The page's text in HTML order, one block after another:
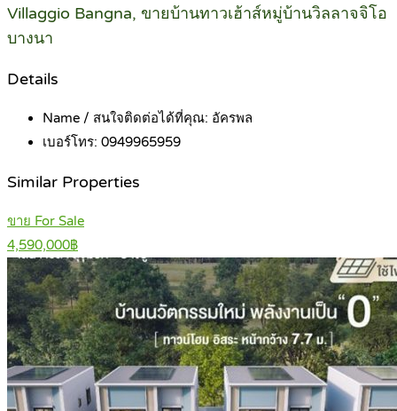
Villaggio Bangna, ขายบ้านทาวเฮ้าส์หมู่บ้านวิลลาจจิโอ
บางนา
Details
Name / สนใจติดต่อได้ที่คุณ: อัครพล
เบอร์โทร: 0949965959
Similar Properties
ขาย For Sale
4,590,000฿